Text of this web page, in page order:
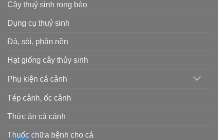
Cây thuỷ sinh rong bèo
Dụng cụ thuỷ sinh
Đá, sỏi, phân nền
Hạt giống cây thủy sinh
Phụ kiện cá cảnh
Tép cảnh, ốc cảnh
Thức ăn cá cảnh
Thuốc chữa bệnh cho cá